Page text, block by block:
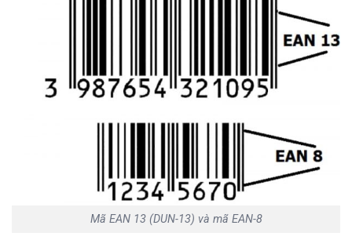
Mã EAN 13 (DUN-13) và mã EAN-8